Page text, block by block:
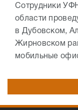
Сотрудники
области
в Дубовском,
Жирновском
мобильные